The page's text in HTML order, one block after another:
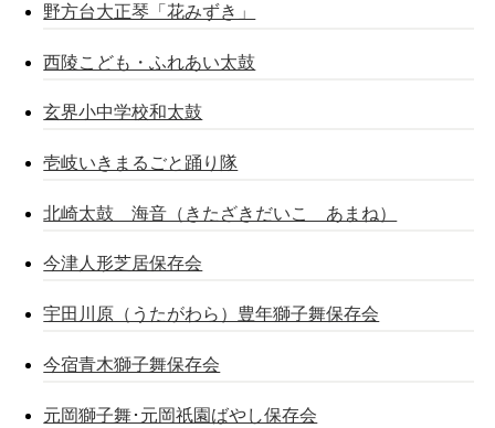
野方台大正琴「花みずき」
西陵こども・ふれあい太鼓
玄界小中学校和太鼓
壱岐いきまるごと踊り隊
北崎太鼓 海音（きたざきだいこ あまね）
今津人形芝居保存会
宇田川原（うたがわら）豊年獅子舞保存会
今宿青木獅子舞保存会
元岡獅子舞･元岡祇園ばやし保存会